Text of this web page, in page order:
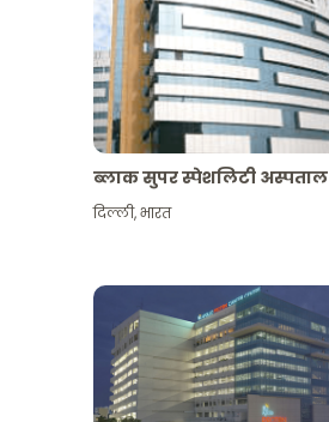
ब्लाक सुपर स्पेशलिटी अस्पताल
दिल्ली,भारत